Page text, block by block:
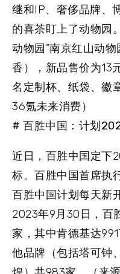
继和IP、奢侈品牌、
的喜茶盯上了动物园
动物园”南京红山动
香），新品售价为13
名定制杯、纸袋、徽
36氪未来消费）
# 百胜中国：计划
近日，百胜中国定下
标。百胜中国首席执
百胜中国计划每天新
2023年9月30日，百
家，其中肯德基达
他品牌（包括塔可钟